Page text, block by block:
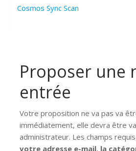
Connexion
Cosmos Sync Scan
Proposer une
entrée
Votre proposition ne va pas va
immédiatement, elle devra être
administrateur. Les champs
votre adresse e-mail, la